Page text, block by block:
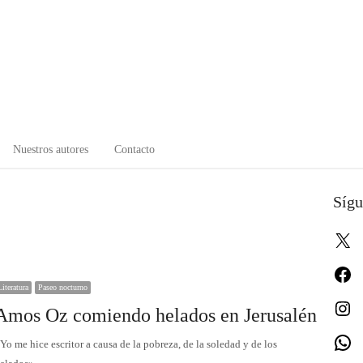
Nuestros autores Contacto
Paseo nocturno
Oz comiendo helados en Jerusalén
me hice escritor a causa de la pobreza, de la soledad y de los